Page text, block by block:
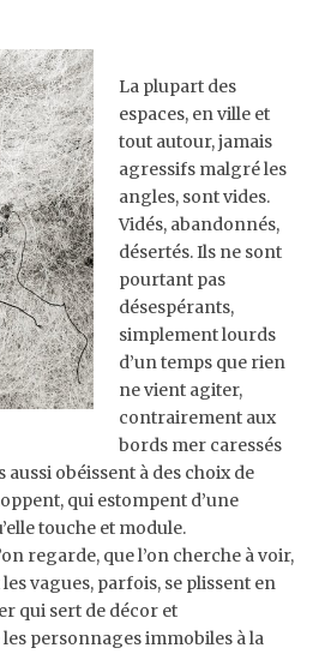
La plupart des
espaces, en ville et
tout autour, jamais
agressifs malgré les
angles, sont vides.
Vidés, abandonnés,
désertés. Ils ne sont
pourtant pas
désespérants,
simplement lourds
d’un temps que rien
ne vient agiter,
contrairement aux
bords mer caressés
aussi obéissent à des choix de
qui estompent d’une
touche et module.
regarde, que l’on cherche à voir,
vagues, parfois, se plissent en
qui sert de décor et
personnages immobiles à la